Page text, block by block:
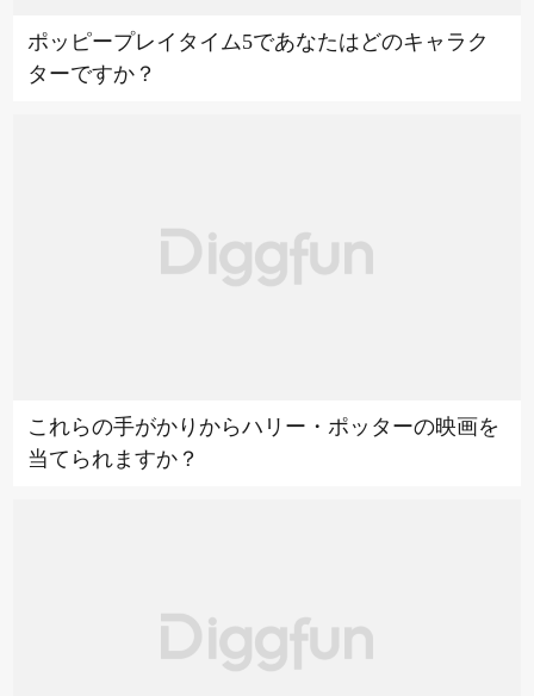
ポッピープレイタイム5であなたはどのキャラク
ターですか？
これらの手がかりからハリー・ポッターの映画を
当てられますか？